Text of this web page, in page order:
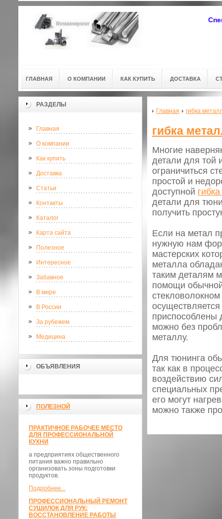
ГЛАВНАЯ О КОМПАНИИ КАК КУПИТЬ ДОСТАВКА
РАЗДЕЛЫ
Главная
О компании
Как купить
Доставка
Статьи
Контакты
Каталог
Карта сайта
Полезное
Интересное
Забавное
В мире
В России
За рубежем
Медицина
ОБЪЯВЛЕНИЯ
ПОЛЕЗНОЙ
ПРАКТИЧНОЕ РАБОЧЕЕ МЕСТО
ДЛЯ ПРОФЕССИОНАЛЬНОЙ
КУХНИ
а предприятиях общественного
питания важно правильно
организовать зоны подготовки
продуктов.
Подробнее...
ПРОФЕССИОНАЛЬНЫЙ РЕМОНТ
СУШИЛОК ДЛЯ РУК:
ВОССТАНОВЛЕНИЕ РАБОТЫ
Главная гибка
гибка
Многие
детали для той
ограничиться
простой и
доступной
детали для
получить
Если на метал
нужную нам
мастерских
металла
таким деталям
помощи
приспособлены
можно без
металлу.
Для тюнинга
так как в
воздействию
специальных
его могут
можно также